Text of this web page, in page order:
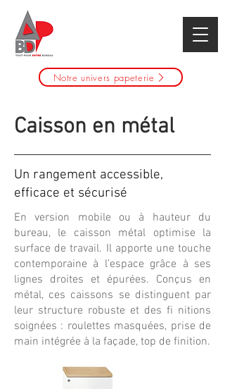
Notre univers papeterie
Caisson en métal
Un rangement accessible,
efficace et sécurisé
En version mobile ou à hauteur du
bureau, le caisson métal optimise la
surface de travail. Il apporte une touche
contemporaine à l’espace grâce à ses
lignes droites et épurées. Conçus en
métal, ces caissons se distinguent par
leur structure robuste et des fi nitions
soignées : roulettes masquées, prise de
main intégrée à la façade, top de finition.